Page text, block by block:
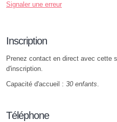
Signaler une erreur
Inscription
Prenez contact en direct avec cette
d'inscription.
Capacité d'accueil : 30 enfants.
Téléphone